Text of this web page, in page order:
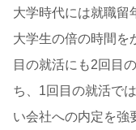
大学時代には就職留
大学生の倍の時間を
目の就活にも2回目
ち、1回目の就活で
い会社への内定を強